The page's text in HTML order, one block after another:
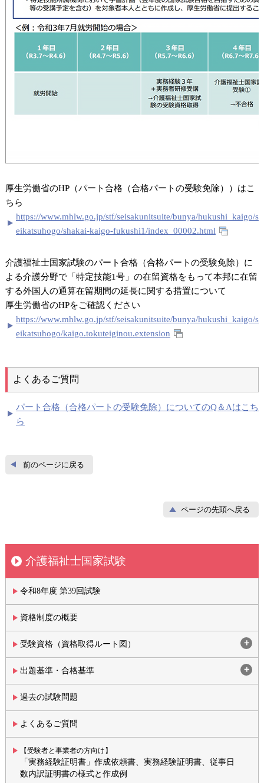
厚生労働省のHP（パート合格（合格パートの受験免除））はこ
ちら
https://www.mhlw.go.jp/stf/seisakunitsuite/bunya/hukushi_kaigo/s
eikatsuhogo/shakai-kaigo-fukushi1/index_00002.html
介護福祉士国家試験のパート合格（合格パートの受験免除）に
よる介護分野で「特定技能1号」の在留資格をもって本邦に在留
する外国人の通算在留期間の延長に関する措置について
厚生労働省のHPをご確認ください
https://www.mhlw.go.jp/stf/seisakunitsuite/bunya/hukushi_kaigo/s
eikatsuhogo/kaigo.tokuteiginou.extension
よくあるご質問
パート合格（合格パートの受験免除）についてのQ＆Aはこち
ら
前のページに戻る
ページの先頭へ戻る
介護福祉士国家試験
令和8年度 第39回試験
資格制度の概要
受験資格（資格取得ルート図）
出題基準・合格基準
過去の試験問題
よくあるご質問
【受験者と事業者の方向け】
「実務経験証明書」作成依頼書、実務経験証明書、従事日
数内訳証明書の様式と作成例